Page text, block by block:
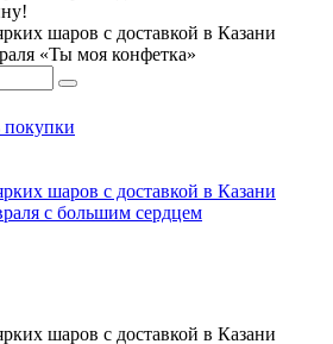
«Ты моя конфетка»
с большим сердцем